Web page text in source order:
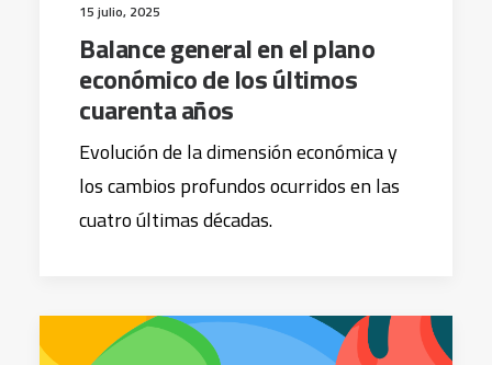
15 julio, 2025
Balance general en el plano
económico de los últimos
cuarenta años
Evolución de la dimensión económica y
los cambios profundos ocurridos en las
cuatro últimas décadas.